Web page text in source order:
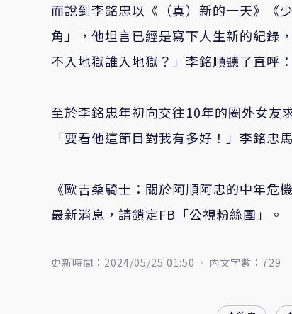
而說到李銘忠以《（真）新的一天》《
角」，他坦言已經是寫下人生新的紀錄
不入地獄誰入地獄？」李銘順聽了直呼
至於李銘忠年初向交往10年的圈外女友
「要看他這節目對我有多好！」李銘忠
《歐吉桑騎士：關於阿順阿忠的中年
最新消息，請鎖定FB「公視粉絲團」。
更新時間：2024/05/25 01:50 內文字數：729